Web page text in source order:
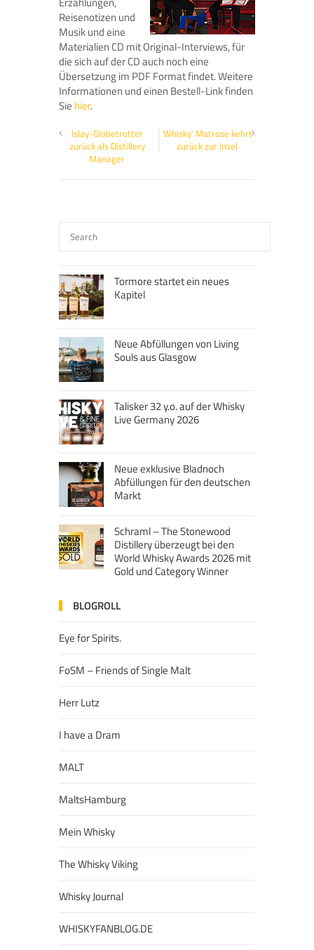
Reisenotizen und
Musik und eine
Materialien CD mit Original-Interviews, für
die sich auf der CD auch noch eine
Übersetzung im PDF Format findet. Weitere
Informationen und einen Bestell-Link finden
Sie hier.
Islay-Globetrotter
zurück als Distillery
Manager
‚Whisky‘ Matrose kehrt
zurück zur Insel
Tormore startet ein neues
Kapitel
Neue Abfüllungen von Living
Souls aus Glasgow
Talisker 32 y.o. auf der Whisky
Live Germany 2026
Neue exklusive Bladnoch
Abfüllungen für den deutschen
Markt
Schraml – The Stonewood
Distillery überzeugt bei den
World Whisky Awards 2026 mit
Gold und Category Winner
BLOGROLL
Eye for Spirits.
FoSM – Friends of Single Malt
Herr Lutz
I have a Dram
MALT
MaltsHamburg
Mein Whisky
The Whisky Viking
Whisky Journal
WHISKYFANBLOG.DE